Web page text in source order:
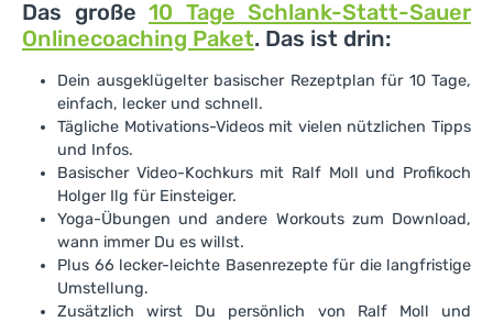
Das große 10 Tage Schlank-Statt-Sauer
Onlinecoaching Paket. Das ist drin:
Dein ausgeklügelter basischer Rezeptplan für 10 Tage,
einfach, lecker und schnell.
Tägliche Motivations-Videos mit vielen nützlichen Tipps
und Infos.
Basischer Video-Kochkurs mit Ralf Moll und Profikoch
Holger Ilg für Einsteiger.
Yoga-Übungen und andere Workouts zum Download,
wann immer Du es willst.
Plus 66 lecker-leichte Basenrezepte für die langfristige
Umstellung.
Zusätzlich wirst Du persönlich von Ralf Moll und